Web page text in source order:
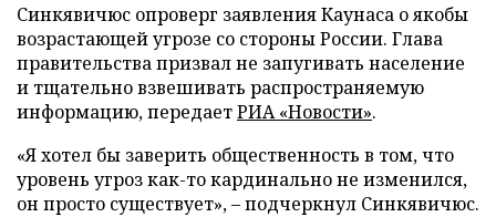
Синкявичюс опроверг заявления Каунаса о якобы
возрастающей угрозе со стороны России. Глава
правительства призвал не запугивать население
и тщательно взвешивать распространяемую
информацию, передаетРИА «Новости».
«Я хотел бы заверить общественность в том, что
уровень угроз как-то кардинально не изменился,
он просто существует», – подчеркнул Синкявичюс.